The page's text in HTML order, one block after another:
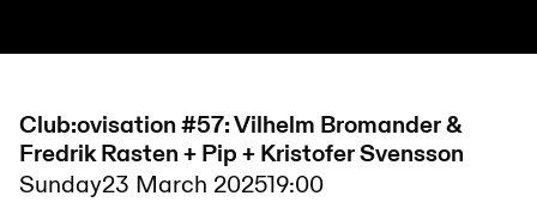
Club:ovisation #57: Vilhelm Bromander &
Fredrik Rasten + Pip + Kristofer Svensson
Sunday23 March 202519:00